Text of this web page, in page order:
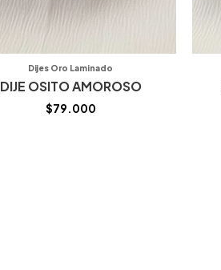
Dijes Oro Laminado
DIJE OSITO AMOROSO
$79.000